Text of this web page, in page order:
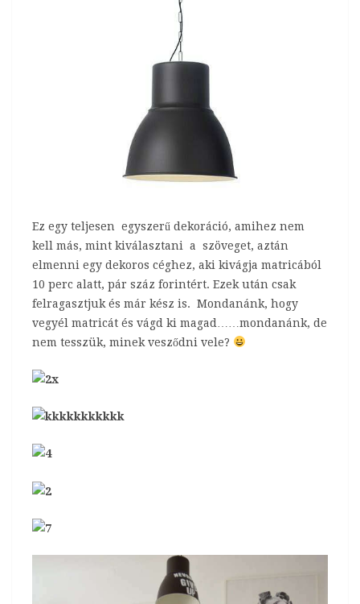
Ez egy teljesen egyszerű dekoráció, amihez nem
kell más, mint kiválasztani a szöveget, aztán
elmenni egy dekoros céghez, aki kivágja matricából
10 perc alatt, pár száz forintért. Ezek után csak
felragasztjuk és már kész is. Mondanánk, hogy
vegyél matricát és vágd ki magad……mondanánk, de
nem tesszük, minek vesződni vele?